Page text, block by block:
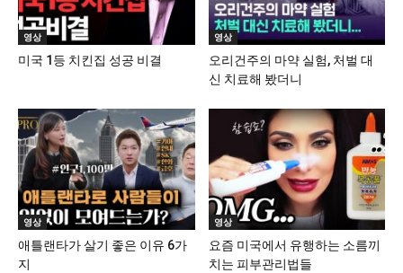
영상
미국 1등 치킨집 성공 비결
영상
오리건주의 마약 실험, 처벌 대
신 치료해 봤더니
영상
애틀랜타가 살기 좋은 이유 6가
지
영상
요즘 미국에서 유행하는 소름끼
치는 피부관리법들